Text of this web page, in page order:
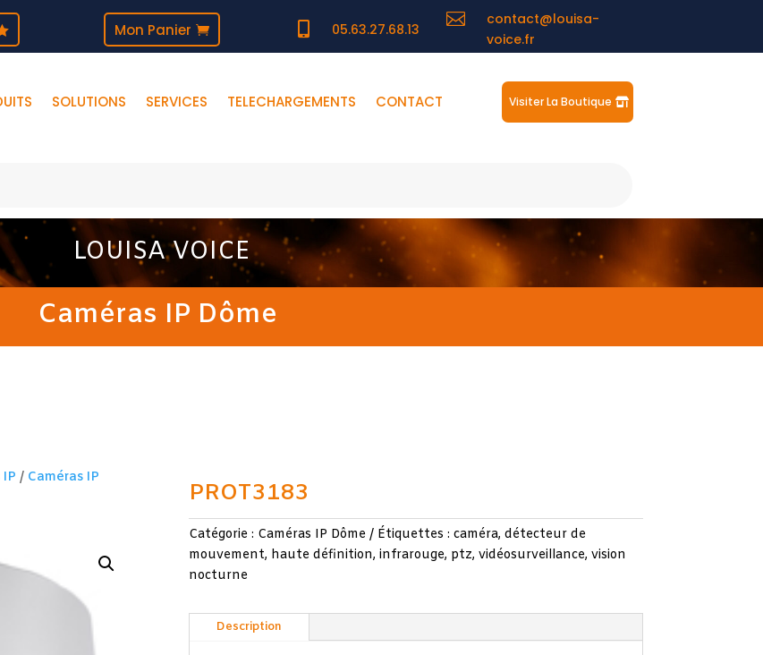
Mon Panier  05.63.27.68.13

contact@louisa-
voice.fr
SOLUTIONS SERVICES TELECHARGEMENTS CONTACT Visiter La Boutique
LOUISA VOICE
Caméras IP Dôme
/ Caméras IP
PROT3183
Catégorie : Caméras IP Dôme Étiquettes : caméra, détecteur de
mouvement, haute définition, infrarouge, ptz, vidéosurveillance, vision
nocturne
Description